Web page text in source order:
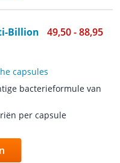
Billion
49,50 - 88,95
capsules
bacterieformule van
per capsule